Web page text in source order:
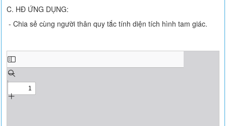
C. HĐ ỨNG DỤNG:
- Chia sẻ cùng người thân quy tắc tính diện tích hình tam giác.